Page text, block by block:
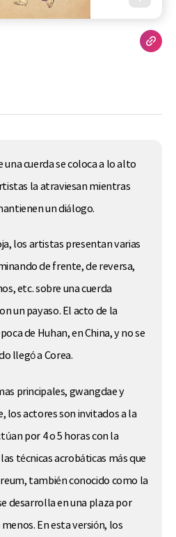
una cuerda se coloca a lo alto
la atraviesan mientras
un diálogo.
los artistas presentan varias
de frente, de reversa,
etc. sobre una cuerda
un payaso. El acto de la
de Huhan, en China, y no se
llegó a Corea.
principales, gwangdae y
los actores son invitados a la
por 4 o 5 horas con la
técnicas acrobáticas más que
también conocido como la
desarrolla en una plaza por
En esta versión, los